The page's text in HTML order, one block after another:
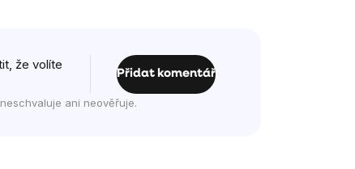
že volíte
Přidat komentář
ani neověřuje.